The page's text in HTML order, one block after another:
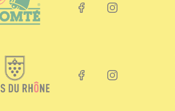
Facebook linkInstagram link
Facebook linkInstagram link